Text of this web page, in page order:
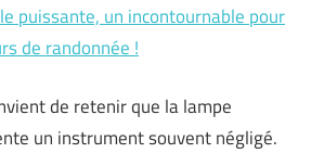
puissante, un incontournable pour
de randonnée !
de retenir que la lampe
un instrument souvent négligé.